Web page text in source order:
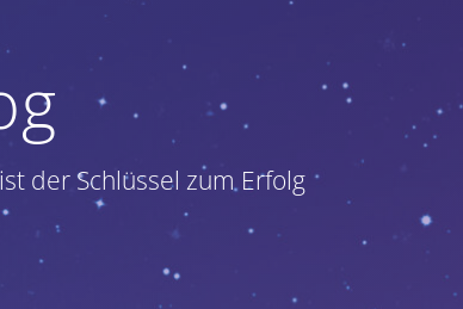
der Schlüssel zum Erfolg